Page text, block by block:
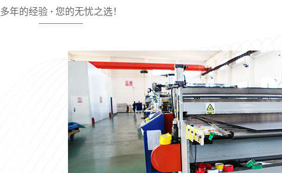
pc板厂家
多年的经验 · 您的无忧之选！